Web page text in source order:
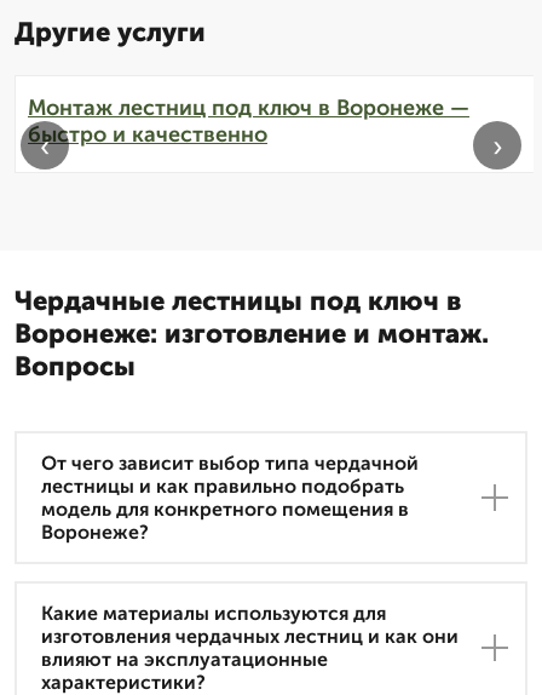
Другие услуги
Монтаж лестниц под ключ в Воронеже —
быстро и качественно
‹ ›
Чердачные лестницы под ключ в
Воронеже: изготовление и монтаж.
Вопросы
От чего зависит выбор типа чердачной
лестницы и как правильно подобрать
модель для конкретного помещения в
Воронеже?
Какие материалы используются для
изготовления чердачных лестниц и как они
влияют на эксплуатационные
характеристики?